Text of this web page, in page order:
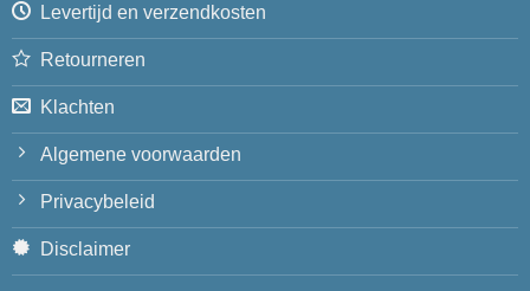
Levertijd en verzendkosten
Retourneren
Klachten
Algemene voorwaarden
Privacybeleid
Disclaimer